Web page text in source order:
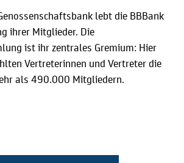
lebt die BBBank
ihrer Mitglieder. Die
ist ihr zentrales Gremium: Hier
Vertreterinnen und Vertreter die
als 490.000 Mitgliedern.